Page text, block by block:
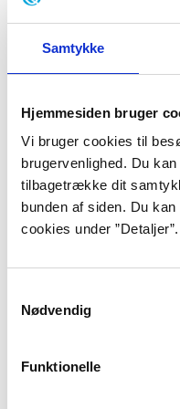
Samtykke
Hjemmesiden bruger
Vi bruger cookies til
brugervenlighed. Du
tilbagetrække dit
bunden af siden. Du
cookies under ”Detaljer”.
Nødvendig
Funktionelle
”Soluna min
er vi nødt til at
Den
en mentor
metabaronen
”Før
tarotkort-ekspert,
grundlægger af både
psykoterapeutisk
en lille landsby i det